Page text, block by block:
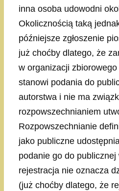
inna osoba udowodni
Okolicznością taką
późniejsze zgłoszenie
już choćby dlatego, że
w organizacji
stanowi podania do
autorstwa i nie ma
rozpowszechnianiem
Rozpowszechnianie
jako publiczne
podanie go do
rejestracja nie oznacza
(już choćby dlatego, że